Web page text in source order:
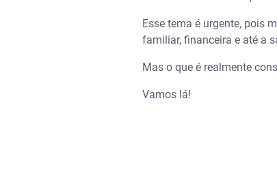
Esse tema é urgente, pois
familiar, financeira e até a
Mas o que é realmente
Vamos lá!